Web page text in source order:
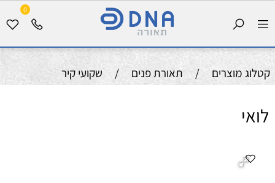
0
קטלוג מוצרים / תאורת פנים / שקועי קיר
לואי